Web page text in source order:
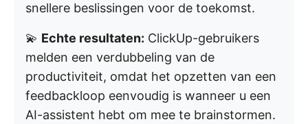
snellere beslissingen voor de toekomst.
💫 Echte resultaten: ClickUp-gebruikers
melden een verdubbeling van de
productiviteit, omdat het opzetten van een
feedbackloop eenvoudig is wanneer u een
AI-assistent hebt om mee te brainstormen.